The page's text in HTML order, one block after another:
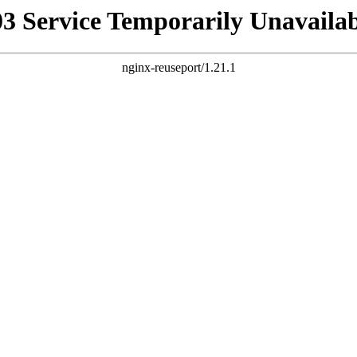
Service Temporarily
nginx-reuseport/1.21.1